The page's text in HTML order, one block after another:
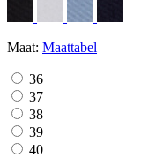
Maat: Maattabel
36
37
38
39
40